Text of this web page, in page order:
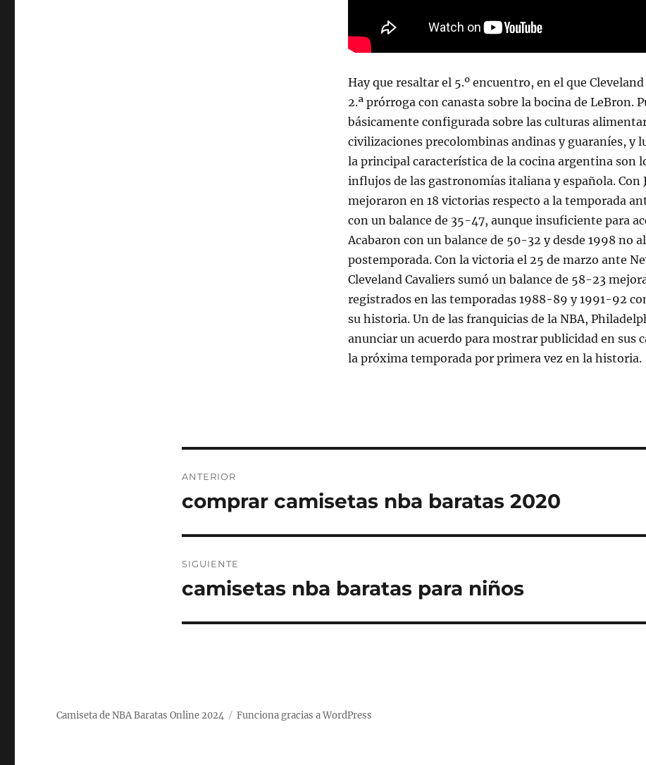
Hay que resaltar el 5.º encuentro, en el que
2.ª prórroga con canasta sobre la bocina de LeBron.
básicamente configurada sobre las culturas
civilizaciones precolombinas andinas y guaraníes, y
la principal característica de la cocina argentina son
influjos de las gastronomías italiana y española. Con
mejoraron en 18 victorias respecto a la temporada
con un balance de 35-47, aunque insuficiente para
Acabaron con un balance de 50-32 y desde 1998 no
postemporada. Con la victoria el 25 de marzo ante
Cleveland Cavaliers sumó un balance de 58-23
registrados en las temporadas 1988-89 y 1991-92
su historia. Un de las franquicias de la NBA,
anunciar un acuerdo para mostrar publicidad en sus
la próxima temporada por primera vez en la historia.
de
ANTERIOR
Entrada
comprar camisetas nba baratas 2020
SIGUIENTE
Entrada
camisetas nba baratas para niños
Camiseta de NBA Baratas Online 2024 Funciona gracias a WordPress